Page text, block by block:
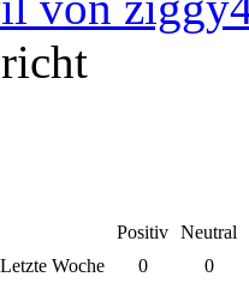
Positiv Neutral
Letzte Woche
0
0